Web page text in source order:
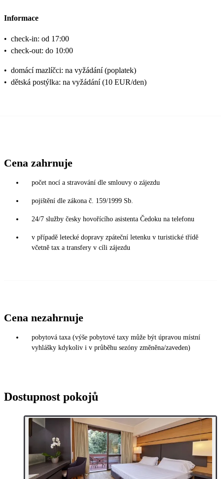
Informace
• check-in: od 17:00
• check-out: do 10:00
• domácí mazlíčci: na vyžádání (poplatek)
• dětská postýlka: na vyžádání (10 EUR/den)
Cena zahrnuje
počet nocí a stravování dle smlouvy o zájezdu
pojištění dle zákona č. 159/1999 Sb.
24/7 služby česky hovořícího asistenta Čedoku na telefonu
v případě letecké dopravy zpáteční letenku v turistické třídě
včetně tax a transfery v cíli zájezdu
Cena nezahrnuje
pobytová taxa (výše pobytové taxy může být úpravou místní
vyhlášky kdykoliv i v průběhu sezóny změněna/zaveden)
Dostupnost pokojů